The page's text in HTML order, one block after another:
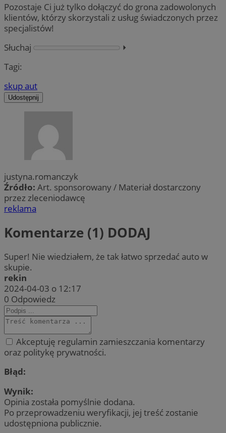
Pozostaje Ci już tylko dołączyć do grona zadowolonych
klientów, którzy skorzystali z usług świadczonych przez
specjalistów!
Słuchaj
⏵︎
Tagi:
skup aut
Udostępnij
justyna.romanczyk
Źródło: Art. sponsorowany / Materiał dostarczony
przez zleceniodawcę
reklama
Komentarze (1) DODAJ
Super! Nie wiedziałem, że tak łatwo sprzedać auto w
skupie.
rekin
2024-04-03 o 12:17
0 Odpowiedz
Akceptuję regulamin zamieszczania komentarzy
oraz politykę prywatności.
Błąd:
Wynik:
Opinia została pomyślnie dodana.
Po przeprowadzeniu weryfikacji, jej treść zostanie
udostępniona publicznie.